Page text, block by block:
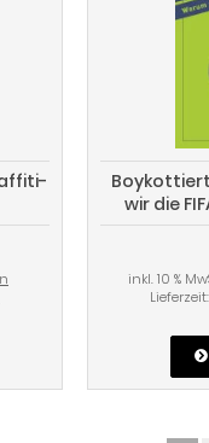
wir die
inkl. 10 %
Lieferzeit: